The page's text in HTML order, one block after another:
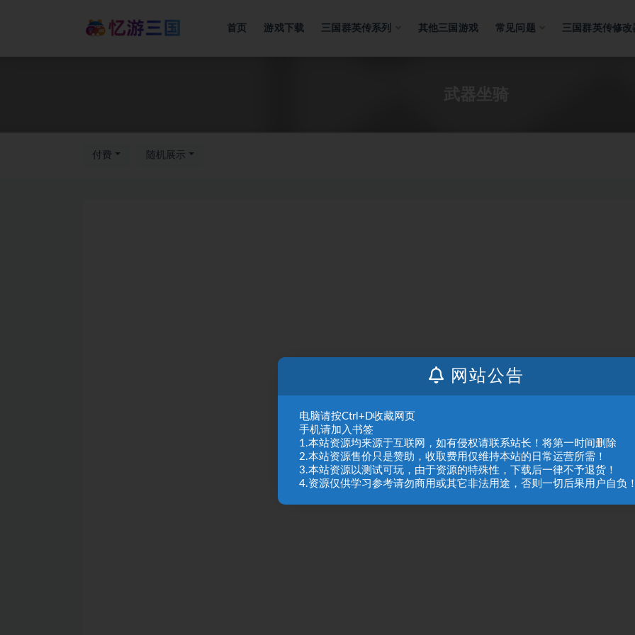
首页 游戏下载 三国群英传系列 其他三国游戏 常见问题 三国群英传修改
付费 随机展示
抱歉，暂无符合条件的内容
网站公告
电脑请按Ctrl+D收藏网页
手机请加入书签
1.本站资源均来源于互联网，如有侵权请联系站长！将第一时间删除
2.本站资源售价只是赞助，收取费用仅维持本站的日常运营所需！
3.本站资源以测试可玩，由于资源的特殊性，下载后一律不予退货！
4.资源仅供学习参考请勿商用或其它非法用途，否则一切后果用户自负